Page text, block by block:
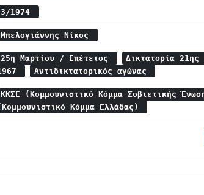
3/1974
Μπελογιάννης Νίκος
25η Μαρτίου / Επέτειος
Δικτατορία 21ης
Αντιδικτατορικός αγώνας
ΚΚΣΕ (Κομμουνιστικό Κόμμα Σοβιετικής
Κόμμα Ελλάδας)